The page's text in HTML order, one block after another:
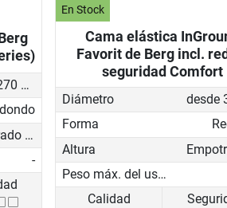
desde 270 cm
Empotrado en el suelo
-
En Stock
Cama elástica
Favorit de Berg incl.
seguridad Comfort
Diámetro
Forma
Altura
Peso máx. del usuario
Calidad